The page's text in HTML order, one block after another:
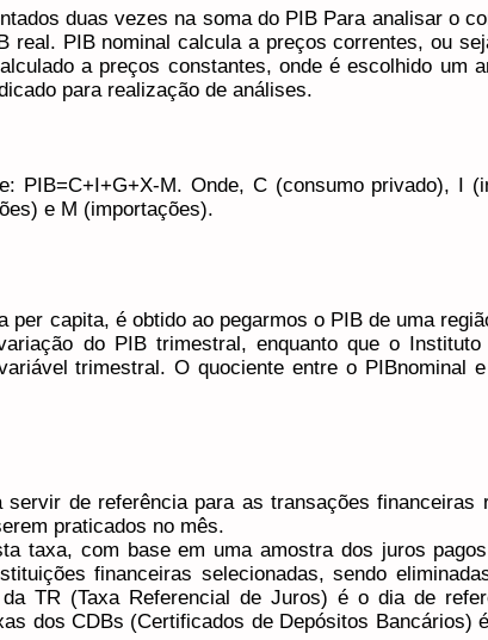
duas vezes na soma do PIB Para analisar o
PIB nominal calcula a preços correntes, ou
a preços constantes, onde é escolhido um
para realização de análises.
PIB=C+I+G+X-M. Onde, C (consumo privado), I
e M (importações).
capita, é obtido ao pegarmos o PIB de uma
do PIB trimestral, enquanto que o Instituto
trimestral. O quociente entre o PIBnominal
de referência para as transações financeiras
praticados no mês.
taxa, com base em uma amostra dos juros
financeiras selecionadas, sendo
TR (Taxa Referencial de Juros) é o dia de
dos CDBs (Certificados de Depósitos Bancários)